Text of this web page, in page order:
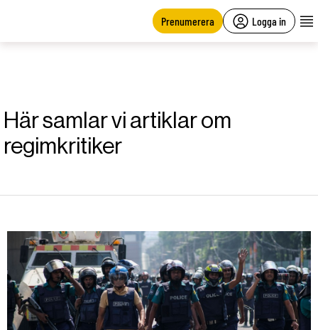
Prenumerera Logga in
Här samlar vi artiklar om
regimkritiker